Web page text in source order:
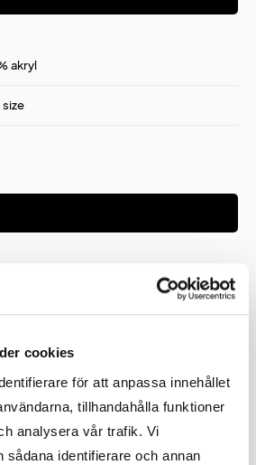
cookies
för att anpassa innehållet
tillhandahålla funktioner
analysera vår trafik. Vi
sådana identifierare och annan
akryl